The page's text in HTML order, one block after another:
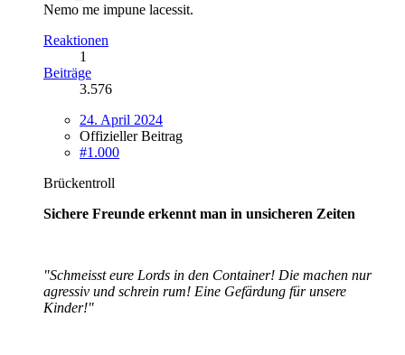
Nemo me impune lacessit.
Reaktionen
1
Beiträge
3.576
24. April 2024
Offizieller Beitrag
#1.000
Brückentroll
Sichere Freunde erkennt man in unsicheren Zeiten
"Schmeisst eure Lords in den Container! Die machen nur
agressiv und schrein rum! Eine Gefärdung für unsere
Kinder!"